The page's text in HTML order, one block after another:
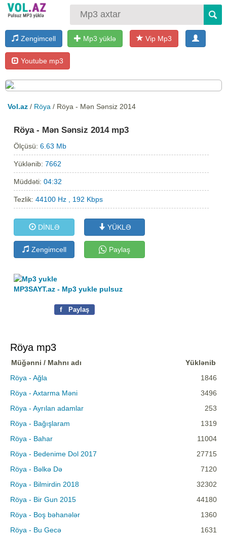
Zengimcell Mp3 yüklə Vip Mp3
Youtube mp3
Vol.az / Röya / Röya - Mən Sənsiz 2014
Röya - Mən Sənsiz 2014 mp3
Ölçüsü:6.63 Mb
Yüklənib:7662
Müddəti:04:32
Tezlik:44100 Hz , 192 Kbps
DİNLƏ YÜKLƏ
Zengimcell Paylaş
MP3SAYT.az - Mp3 yukle pulsuz
f Paylaş
Röya mp3
Müğənni / Mahnı adı
Yüklənib
Röya - Ağla
1846
Röya - Axtarma Məni
3496
Röya - Ayrılan adamlar
253
Röya - Bağışlaram
1319
Röya - Bahar
11004
Röya - Bedenime Dol 2017
27715
Röya - Bəlkə Də
7120
Röya - Bilmirdin 2018
32302
Röya - Bir Gun 2015
44180
Röya - Boş bəhanələr
1360
Röya - Bu Gecə
1631